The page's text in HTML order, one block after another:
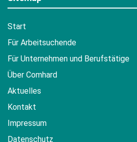
Start
Für Arbeitsuchende
Für Unternehmen und Berufstätige
Über Comhard
Aktuelles
Kontakt
Impressum
Datenschutz